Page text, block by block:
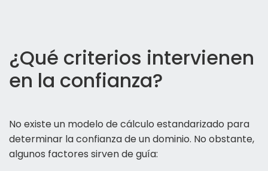
¿Qué criterios intervienen
en la confianza?
No existe un modelo de cálculo estandarizado para
determinar la confianza de un dominio. No obstante,
algunos factores sirven de guía: